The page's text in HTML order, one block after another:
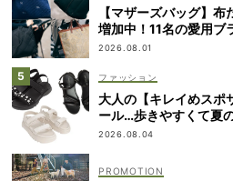
【マザーズバッグ】
増加中！11名の愛用ブ
2026.08.01
ファッション
大人の【キレイめスポ
ール…歩きやすくて夏
2026.08.04